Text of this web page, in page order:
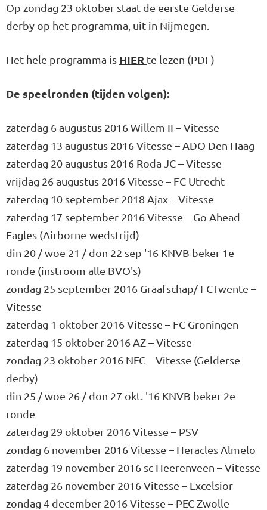
Op zondag 23 oktober staat de eerste Gelderse
derby op het programma, uit in Nijmegen.
Het hele programma is HIER te lezen (PDF)
De speelronden (tijden volgen):
zaterdag 6 augustus 2016 Willem II – Vitesse
zaterdag 13 augustus 2016 Vitesse – ADO Den Haag
zaterdag 20 augustus 2016 Roda JC – Vitesse
vrijdag 26 augustus 2016 Vitesse – FC Utrecht
zaterdag 10 september 2018 Ajax – Vitesse
zaterdag 17 september 2016 Vitesse – Go Ahead
Eagles (Airborne-wedstrijd)
din 20 / woe 21 / don 22 sep '16 KNVB beker 1e
ronde (instroom alle BVO's)
zondag 25 september 2016 Graafschap/ FCTwente –
Vitesse
zaterdag 1 oktober 2016 Vitesse – FC Groningen
zaterdag 15 oktober 2016 AZ – Vitesse
zondag 23 oktober 2016 NEC – Vitesse (Gelderse
derby)
din 25 / woe 26 / don 27 okt. '16 KNVB beker 2e
ronde
zaterdag 29 oktober 2016 Vitesse – PSV
zondag 6 november 2016 Vitesse – Heracles Almelo
zaterdag 19 november 2016 sc Heerenveen – Vitesse
zaterdag 26 november 2016 Vitesse – Excelsior
zondag 4 december 2016 Vitesse – PEC Zwolle